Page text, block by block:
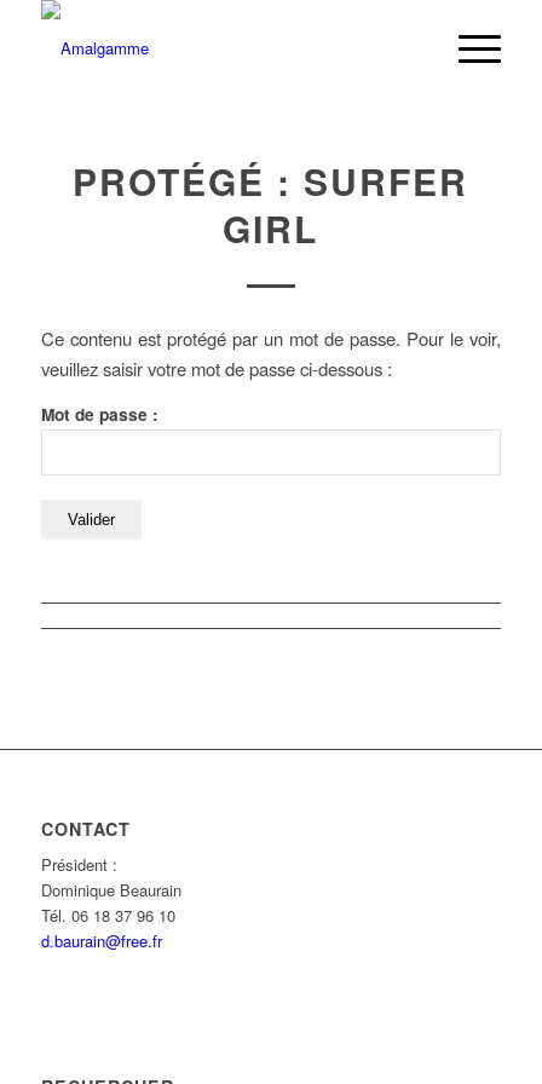
PROTÉGÉ : SURFER
GIRL
Ce contenu est protégé par un mot de passe. Pour le voir,
veuillez saisir votre mot de passe ci-dessous :
Mot de passe :
CONTACT
Président :
Dominique Beaurain
Tél. 06 18 37 96 10
d.baurain@free.fr